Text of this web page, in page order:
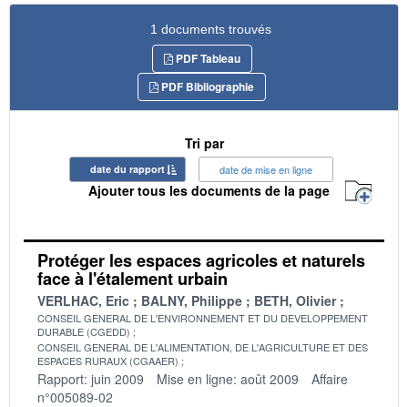
1 documents trouvés
PDF Tableau
PDF Bibliographie
Tri par
date du rapport date de mise en ligne
Ajouter tous les documents de la page
Protéger les espaces agricoles et naturels
face à l'étalement urbain
VERLHAC, Eric BALNY, Philippe BETH, Olivier
CONSEIL GENERAL DE L'ENVIRONNEMENT ET DU DEVELOPPEMENT
DURABLE (CGEDD)
CONSEIL GENERAL DE L'ALIMENTATION, DE L'AGRICULTURE ET DES
ESPACES RURAUX (CGAAER)
Rapport: juin 2009 Mise en ligne: août 2009
Affaire
n°005089-02